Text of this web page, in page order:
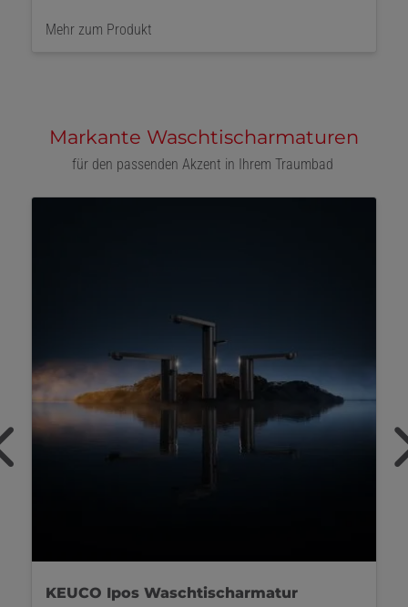
Mehr zum Produkt
Markante Waschtischarmaturen
für den passenden Akzent in Ihrem Traumbad
GESSI Emporio Waschtischarmatur